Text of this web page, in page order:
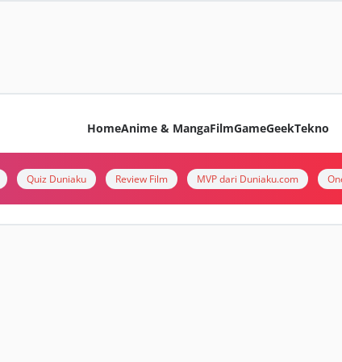
HomeAnime & MangaFilmGameGeekTekno
Quiz Duniaku Review Film MVP dari Duniaku.com